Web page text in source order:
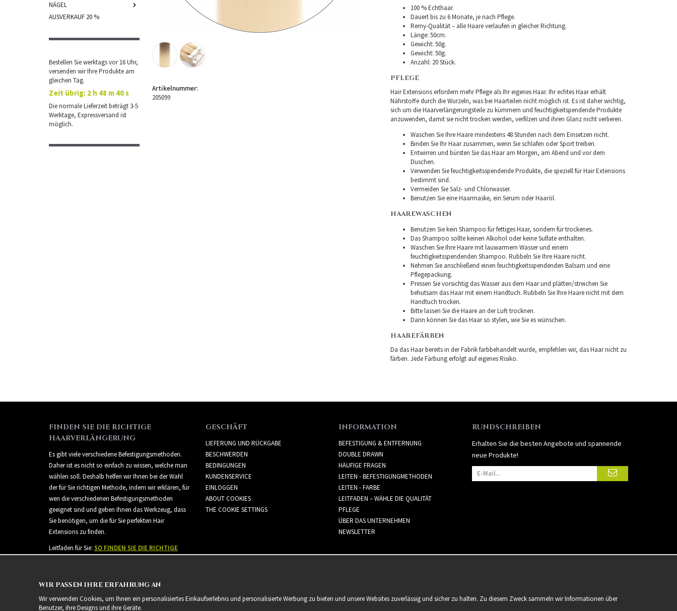
NÄGEL
AUSVERKAUF 20 %
Bestellen Sie werktags vor 16 Uhr,
versenden wir Ihre Produkte am
gleichen Tag.
Zeit übrig: 2 h 48 m 40 s
Die normale Lieferzeit beträgt 3-5
Werktage, Expressversand ist
möglich.
100 % Echthaar.
Dauert bis zu 6 Monate, je nach Pflege.
Remy-Qualität – alle Haare verlaufen in gleicher Richtung.
Länge: 50cm.
Gewicht: 50g.
Gewicht: 50g.
Anzahl: 20 Stück.
PFLEGE
Hair Extensions erfordern mehr Pflege als Ihr eigenes Haar. Ihr echtes Haar erhält
Nährstoffe durch die Wurzeln, was bei Haarteilen nicht möglich ist. Es ist daher wichtig,
sich um die Haarverlängerungsteile zu kümmern und feuchtigkeitspendende Produkte
anzuwenden, damit sie nicht trocken werden, verfilzen und ihren Glanz nicht verlieren.
Waschen Sie Ihre Haare mindestens 48 Stunden nach dem Einsetzen nicht.
Binden Sie Ihr Haar zusammen, wenn Sie schlafen oder Sport treiben.
Entwirren und bürsten Sie das Haar am Morgen, am Abend und vor dem
Duschen.
Verwenden Sie feuchtigkeitsspendende Produkte, die speziell für Hair Extensions
bestimmt sind.
Vermeiden Sie Salz- und Chlorwasser.
Benutzen Sie eine Haarmaske, ein Serum oder Haaröl.
HAAREWASCHEN
Benutzen Sie kein Shampoo für fettiges Haar, sondern für trockenes.
Das Shampoo sollte keinen Alkohol oder keine Sulfate enthalten.
Waschen Sie Ihre Haare mit lauwarmem Wasser und einem
feuchtigkeitsspendenden Shampoo. Rubbeln Sie Ihre Haare nicht.
Nehmen Sie anschließend einen feuchtigkeitsspendenden Balsam und eine
Pflegepackung.
Pressen Sie vorsichtig das Wasser aus dem Haar und plätten/streichen Sie
behutsam das Haar mit einem Handtuch. Rubbeln Sie Ihre Haare nicht mit dem
Handtuch trocken.
Bitte lassen Sie die Haare an der Luft trocknen.
Dann können Sie das Haar so stylen, wie Sie es wünschen.
HAAREFÄRBEN
Da das Haar bereits in der Fabrik farbbehandelt wurde, empfehlen wir, das Haar nicht zu
färben. Jede Färbung erfolgt auf eigenes Risiko.
Artikelnummer:
205099
FINDEN SIE DIE RICHTIGE
HAARVERLÄNGERUNG
Es gibt viele verschiedene Befestigungsmethoden.
Daher ist es nicht so einfach zu wissen, welche man
wählen soll. Deshalb helfen wir Ihnen bei der Wahl
der für Sie richtigen Methode, indem wir erklären, für
wen die verschiedenen Befestigungsmethoden
geeignet sind und geben Ihnen das Werkzeug, dass
Sie benötigen, um die für Sie perfekten Hair
Extensions zu finden.
Leitfaden für Sie: SO FINDEN SIE DIE RICHTIGE
GESCHÄFT
LIEFERUNG UND RÜCKGABE
BESCHWERDEN
BEDINGUNGEN
KUNDENSERVICE
EINLOGGEN
ABOUT COOKIES
THE COOKIE SETTINGS
INFORMATION
BEFESTIGUNG & ENTFERNUNG
DOUBLE DRAWN
HÄUFIGE FRAGEN
LEITEN - BEFESTIGUNGMETHODEN
LEITEN - FARBE
LEITFADEN – WÄHLE DIE QUALITÄT
PFLEGE
ÜBER DAS UNTERNEHMEN
NEWSLETTER
RUNDSCHREIBEN
Erhalten Sie die besten Angebote und spannende
neue Produkte!
WIR PASSEN IHRE ERFAHRUNG AN
Wir verwenden Cookies, um Ihnen ein personalisiertes Einkaufserlebnis und personalisierte Werbung zu bieten und unsere Websites zuverlässig und sicher zu halten. Zu diesem Zweck sammeln wir Informationen über
Benutzer, ihre Designs und ihre Geräte.